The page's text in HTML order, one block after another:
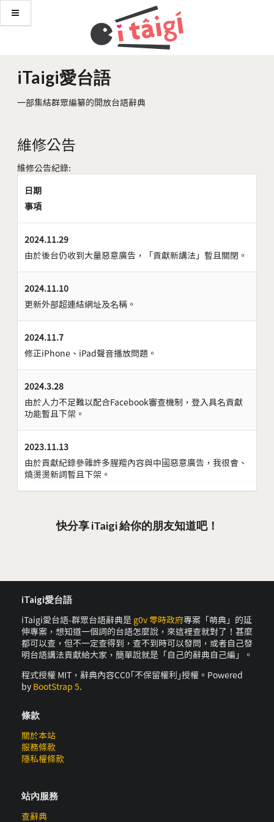
iTaigi愛台語
一部集結群眾編纂的開放台語辭典
維修公告
維修公告紀錄:
日期
事項
2024.11.29
由於後台仍收到大量惡意廣告，「貢獻新講法」暫且關閉。
2024.11.10
更新外部超連結網址及名稱。
2024.11.7
修正iPhone、iPad聲音播放問題。
2024.3.28
由於人力不足難以配合Facebook審查機制，登入具名貢獻
功能暫且下架。
2023.11.13
由於貢獻紀錄參雜許多腥羶內容與中國惡意廣告，我很會、
燒燙燙新詞暫且下架。
快分享 iTaigi 給你的朋友知道吧！
iTaigi愛台語
iTaigi愛台語-群眾台語辭典是 g0v 零時政府專案「萌典」的延
伸專案，想知道一個詞的台語怎麼說，來這裡查就對了！甚麼
都可以查，但不一定查得到，查不到時可以發問，或者自己發
明台語講法貢獻給大家，簡單說就是「自己的辭典自己編」。
程式授權 MIT，辭典內容CC0｢不保留權利｣授權。Powered
by BootStrap 5.
條款
關於本站
服務條款
隱私權條款
站內服務
查辭典